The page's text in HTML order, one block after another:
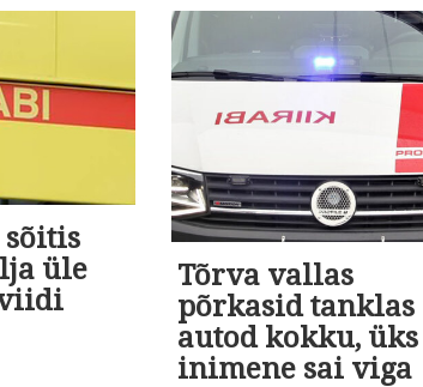
üle
Tõrva vallas
põrkasid tanklas
autod kokku, üks
inimene sai viga